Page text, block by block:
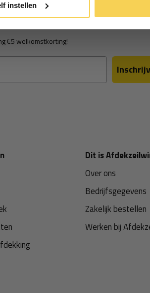
instellen
€5 welkomstkorting!
Dit is
Over ons
Bedrijfsgegevens
Zakelijk bestellen
Werken bij